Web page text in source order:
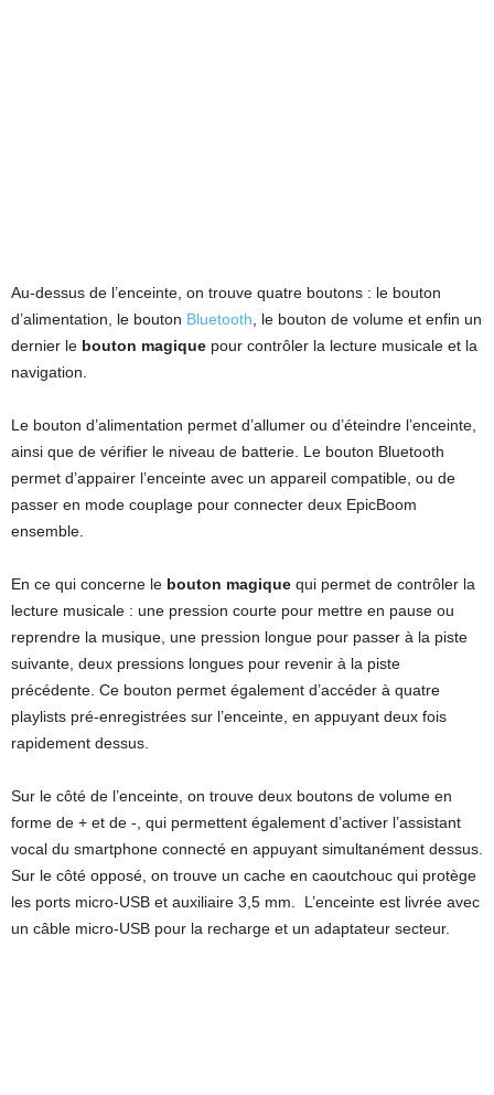
Au-dessus de l’enceinte, on trouve quatre boutons : le bouton
d’alimentation, le bouton Bluetooth , le bouton de volume et enfin un
dernier le bouton magique pour contrôler la lecture musicale et la
navigation.
Le bouton d’alimentation permet d’allumer ou d’éteindre l’enceinte,
ainsi que de vérifier le niveau de batterie. Le bouton Bluetooth
permet d’appairer l’enceinte avec un appareil compatible, ou de
passer en mode couplage pour connecter deux EpicBoom
ensemble.
En ce qui concerne le bouton magique qui permet de contrôler la
lecture musicale : une pression courte pour mettre en pause ou
reprendre la musique, une pression longue pour passer à la piste
suivante, deux pressions longues pour revenir à la piste
précédente. Ce bouton permet également d’accéder à quatre
playlists pré-enregistrées sur l’enceinte, en appuyant deux fois
rapidement dessus.
Sur le côté de l’enceinte, on trouve deux boutons de volume en
forme de + et de -, qui permettent également d’activer l’assistant
vocal du smartphone connecté en appuyant simultanément dessus.
Sur le côté opposé, on trouve un cache en caoutchouc qui protège
les ports micro-USB et auxiliaire 3,5 mm. L’enceinte est livrée avec
un câble micro-USB pour la recharge et un adaptateur secteur.